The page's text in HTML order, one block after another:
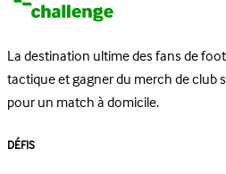
La destination ultime des fans de
tactique et gagner du merch de club
pour un match à domicile.
DÉFIS